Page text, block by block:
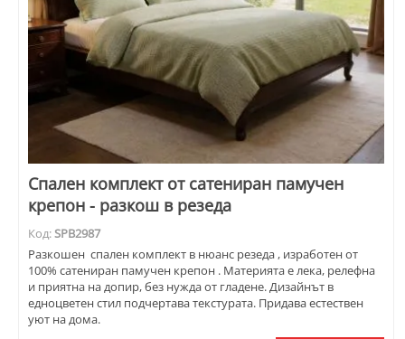
Спален комплект от сатениран памучен
крепон - разкош в резеда
Код:SPB2987
Разкошен спален комплект в нюанс резеда , изработен от
100% сатениран памучен крепон . Материята е лека, релефна
и приятна на допир, без нужда от гладене. Дизайнът в
едноцветен стил подчертава текстурата. Придава естествен
уют на дома.